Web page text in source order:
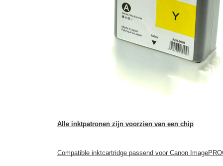
Alle inktpatronen zijn voorzien van een chip
Compatible inktcartridge passend voor Canon